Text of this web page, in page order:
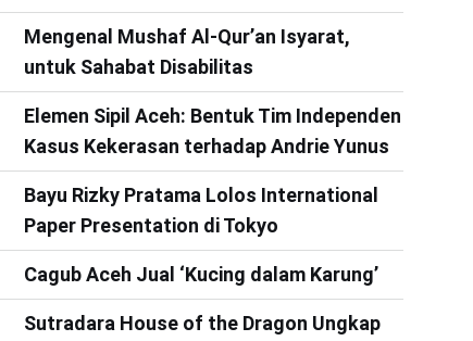
Mengenal Mushaf Al-Qur’an Isyarat,
untuk Sahabat Disabilitas
Elemen Sipil Aceh: Bentuk Tim Independen
Kasus Kekerasan terhadap Andrie Yunus
Bayu Rizky Pratama Lolos International
Paper Presentation di Tokyo
Cagub Aceh Jual ‘Kucing dalam Karung’
Sutradara House of the Dragon Ungkap